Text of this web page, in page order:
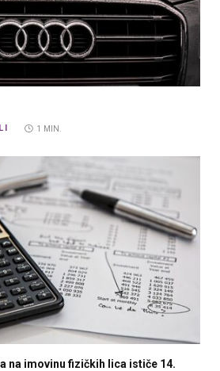
1 MIN.
na imovinu fizičkih lica ističe 14.